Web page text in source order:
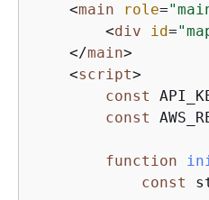
<main role=
<div id=
</main>
<script>
const
const
function
const